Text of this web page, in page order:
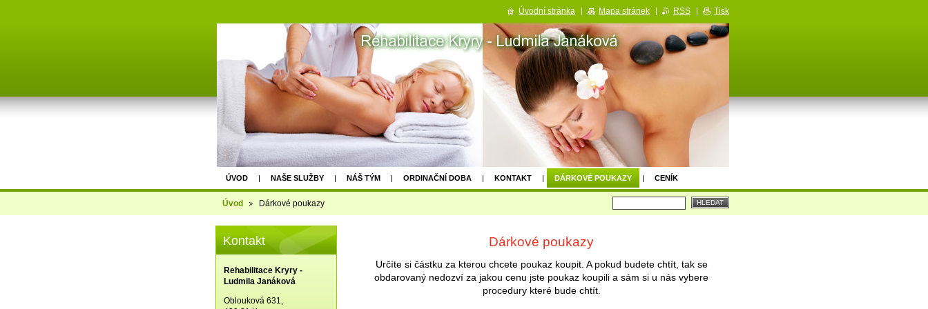
ÚVOD NAŠE SLUŽBY NÁŠ TÝM ORDINAČNÍ DOBA KONTAKT DÁRKOVÉ POUKAZY CENÍK
Úvod Dárkové poukazy
Dárkové poukazy
Určíte si částku za kterou chcete poukaz koupit. A pokud budete chtít, tak se
obdarovaný nedozví za jakou cenu jste poukaz koupili a sám si u nás vybere
procedury které bude chtít.
Kontakt
Rehabilitace Kryry -
Ludmila Janáková
Oblouková 631,
Úvodní stránka Mapa stránek RSS Tisk